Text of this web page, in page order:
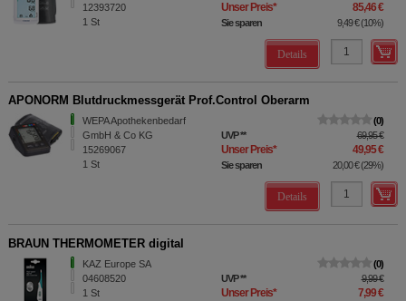
12393720
1 St
Unser Preis* 85,46 €
Sie sparen 9,49 €(10%)
Details
APONORM Blutdruckmessgerät Prof.Control Oberarm
WEPA Apothekenbedarf
GmbH & Co KG
15269067
1 St
0
UVP** 69,95 €
Unser Preis* 49,95 €
Sie sparen 20,00 €(29%)
Details
BRAUN THERMOMETER digital
KAZ Europe SA
04608520
1 St
0
UVP** 9,99 €
Unser Preis* 7,99 €